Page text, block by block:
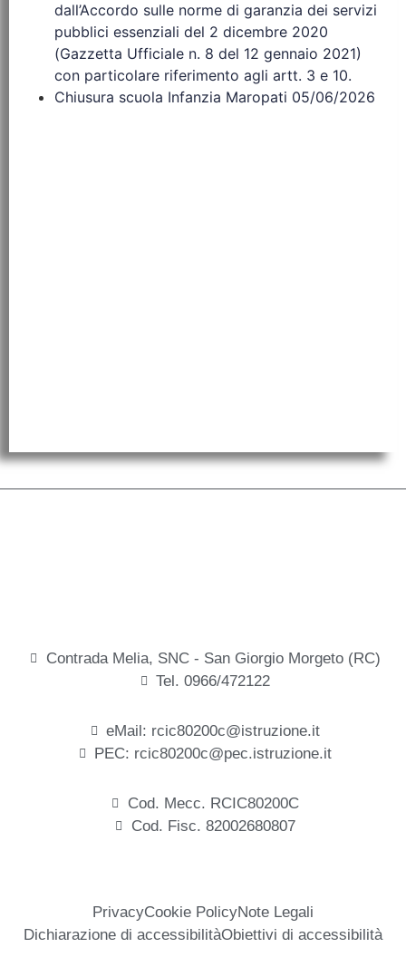
dall’Accordo sulle norme di garanzia dei servizi
pubblici essenziali del 2 dicembre 2020
(Gazzetta Ufficiale n. 8 del 12 gennaio 2021)
con particolare riferimento agli artt. 3 e 10.
Chiusura scuola Infanzia Maropati 05/06/2026
Contrada Melia, SNC - San Giorgio Morgeto (RC)
Tel. 0966/472122
eMail: rcic80200c@istruzione.it
PEC: rcic80200c@pec.istruzione.it
Cod. Mecc. RCIC80200C
Cod. Fisc. 82002680807
PrivacyCookie PolicyNote Legali
Dichiarazione di accessibilitàObiettivi di accessibilità